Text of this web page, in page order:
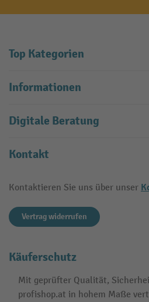
Top Kategorien
Informationen
Digitale Beratung
Kontakt
Kontaktieren Sie uns über unser
Vertrag widerrufen
Käuferschutz
Mit geprüfter Qualität,
profishop.at in hohem Maße